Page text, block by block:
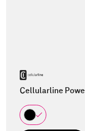
Cellularline